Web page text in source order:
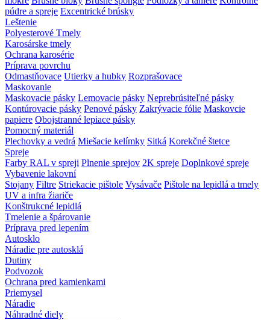
púdre a spreje Excentrické brúsky
Leštenie
Polyesterové Tmely
Karosárske tmely
Ochrana karosérie
Príprava povrchu
Odmastňovace Utierky a hubky Rozprašovace
Maskovanie
Maskovacie pásky Lemovacie pásky Neprebrúsiteľné pásky
Kontúrovacie pásky Penové pásky Zakrývacie fólie Maskovcie
papiere Obojstranné lepiace pásky
Pomocný materiál
Plechovky a vedrá Miešacie kelímky Sitká Korekčné štetce
Spreje
Farby RAL v spreji Plnenie sprejov 2K spreje Doplnkové spreje
Vybavenie lakovní
Stojany Filtre Striekacie pištole Vysávače Pištole na lepidlá a tmely
UV a infra žiariče
Konštrukcné lepidlá
Tmelenie a špárovanie
Príprava pred lepením
Autosklo
Náradie pre autosklá
Dutiny
Podvozok
Ochrana pred kamienkami
Priemysel
Náradie
Náhradné diely